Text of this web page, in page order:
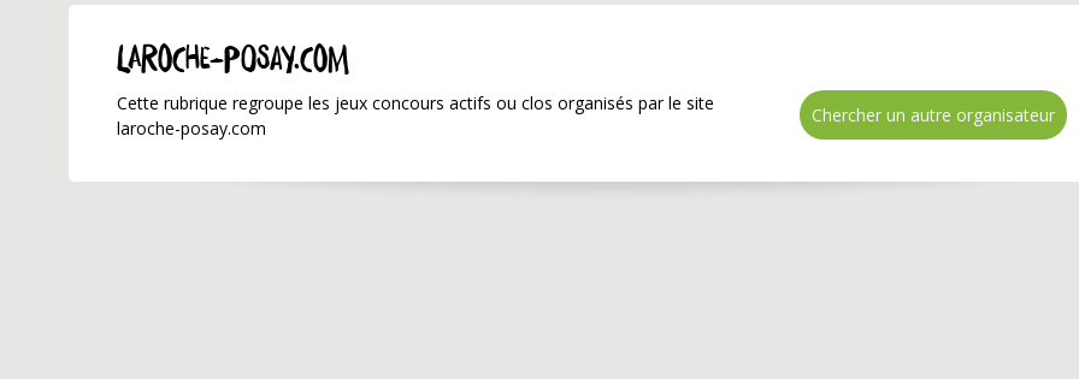
laroche-posay.com
Cette rubrique regroupe les jeux concours actifs ou clos organisés par le site
laroche-posay.com
Chercher un autre organisateur